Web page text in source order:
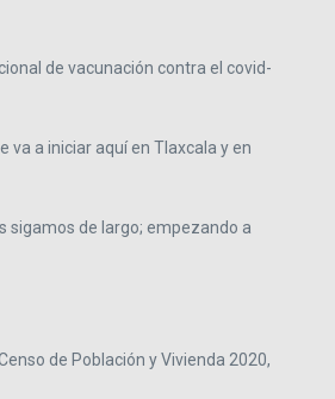
de vacunación contra el covid-
va a iniciar aquí en Tlaxcala y en
sigamos de largo; empezando a
de Población y Vivienda 2020,